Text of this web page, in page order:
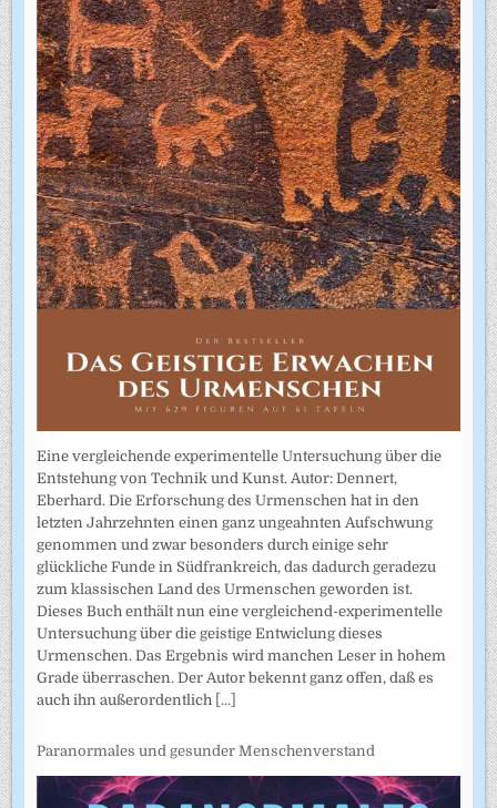
Eine vergleichende experimentelle Untersuchung über die
Entstehung von Technik und Kunst. Autor: Dennert,
Eberhard. Die Erforschung des Urmenschen hat in den
letzten Jahrzehnten einen ganz ungeahnten Aufschwung
genommen und zwar besonders durch einige sehr
glückliche Funde in Südfrankreich, das dadurch geradezu
zum klassischen Land des Urmenschen geworden ist.
Dieses Buch enthält nun eine vergleichend-experimentelle
Untersuchung über die geistige Entwiclung dieses
Urmenschen. Das Ergebnis wird manchen Leser in hohem
Grade überraschen. Der Autor bekennt ganz offen, daß es
auch ihn außerordentlich [...]
Paranormales und gesunder Menschenverstand